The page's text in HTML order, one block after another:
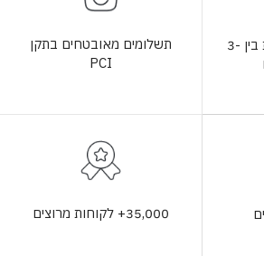
משלוח חינם עד הבית בין 3-
תשלומים מאובטחים בתקן
PCI
35,000+ לקוחות מרוצים